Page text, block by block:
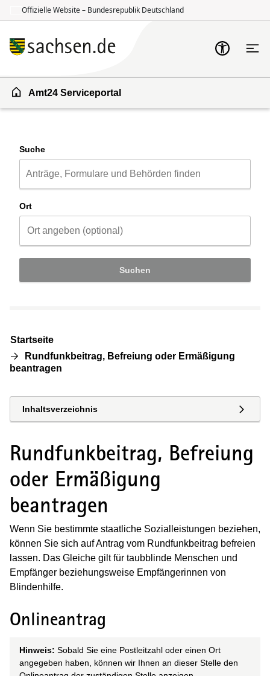
Offizielle Website – Bundesrepublik Deutschland
Amt24 Serviceportal
Suche
Ort
Suchen
Startseite
Rundfunkbeitrag, Befreiung oder Ermäßigung
beantragen
Inhaltsverzeichnis
Rundfunkbeitrag, Befreiung
oder Ermäßigung
beantragen
Wenn Sie bestimmte staatliche Sozialleistungen beziehen,
können Sie sich auf Antrag vom Rundfunkbeitrag befreien
lassen. Das Gleiche gilt für taubblinde Menschen und
Empfänger beziehungsweise Empfängerinnen von
Blindenhilfe.
Onlineantrag
Hinweis: Sobald Sie eine Postleitzahl oder einen Ort
angegeben haben, können wir Ihnen an dieser Stelle den